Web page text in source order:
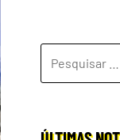
POR: